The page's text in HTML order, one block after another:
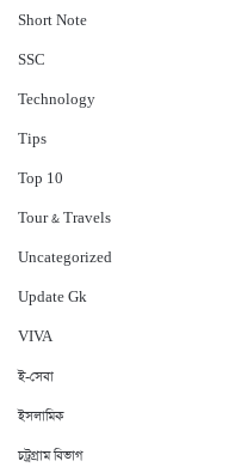
Short Note
‍SSC
Technology
Tips
Top 10
Tour & Travels
Uncategorized
Update Gk
VIVA
ই-সেবা
ইসলামিক
চট্রগ্রাম বিভাগ